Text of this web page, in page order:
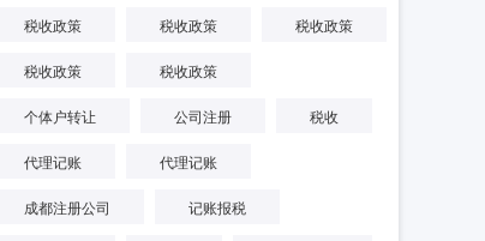
税收政策 税收政策 税收政策
税收政策 税收政策
个体户转让 公司注册 税收
代理记账 代理记账
成都注册公司 记账报税